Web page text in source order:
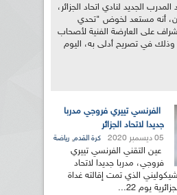
المدرب الجديد لنادي اتحاد الجزائر،
أنه مستعد لخوض "تحدي
على العارضة الفنية لأصحاب
وذلك في تصريح أدلى به، اليوم
الفرنسي تييري فروجي مدربا
جديدا لاتحاد الجزائر
05 ديسمبر 2020 كرة القدم, رياضة
عين التقني الفرنسي تييري
فروجي، مدربا جديدا لاتحاد
الذي تمت إقالته غداة
يوم 22...